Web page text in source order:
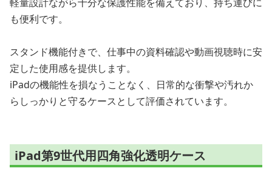
も便利です。
スタンド機能付きで、仕事中の資料確認や動画視聴時に安
定した使用感を提供します。
iPadの機能性を損なうことなく、日常的な衝撃や汚れか
らしっかりと守るケースとして評価されています。
iPad第9世代用四角強化透明ケース